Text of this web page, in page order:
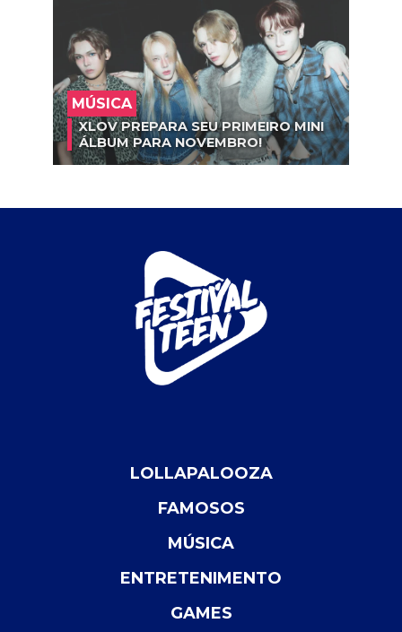
MÚSICA
XLOV PREPARA SEU PRIMEIRO MINI
ÁLBUM PARA NOVEMBRO!
LOLLAPALOOZA
FAMOSOS
MÚSICA
ENTRETENIMENTO
GAMES